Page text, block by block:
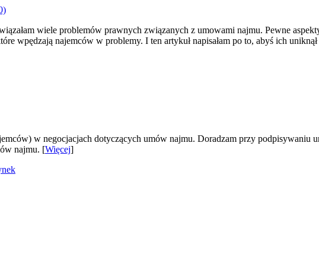
wiele problemów prawnych związanych z umowami najmu. Pewne
wpędzają najemców w problemy. I ten artykuł napisałam po to, abyś ich
w negocjacjach dotyczących umów najmu. Doradzam przy podpisywaniu
najmu. [Więcej]